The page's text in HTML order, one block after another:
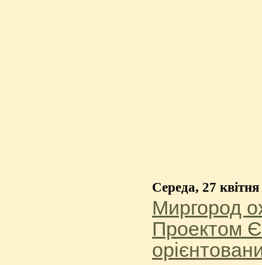
Середа, 27
Миргород
Проектом